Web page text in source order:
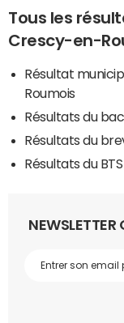
Tous les
Crescy-en-
Résultat
Roumois
Résultats du
Résultats du
Résultats du
NEWSLETTER